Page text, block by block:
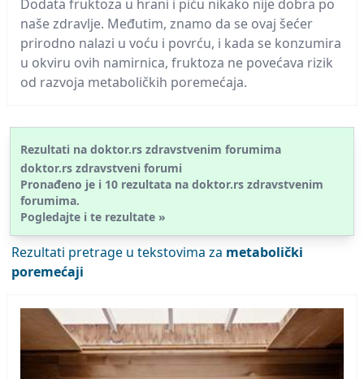
Dodata fruktoza u hrani i piću nikako nije dobra po
naše zdravlje. Međutim, znamo da se ovaj šećer
prirodno nalazi u voću i povrću, i kada se konzumira
u okviru ovih namirnica, fruktoza ne povećava rizik
od razvoja metaboličkih poremećaja.
Rezultati na doktor.rs zdravstvenim forumima
doktor.rs zdravstveni forumi
Pronađeno je i 10 rezultata na doktor.rs zdravstvenim
forumima.
Pogledajte i te rezultate »
Rezultati pretrage u tekstovima za metabolički
poremećaji